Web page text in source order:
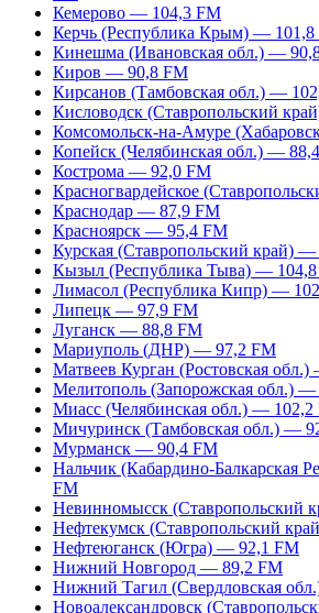
Кемерово — 104,3 FM
Керчь (Республика Крым) — 101,8
Кинешма (Ивановская обл.) —
Киров — 90,8 FM
Кирсанов (Тамбовская обл.) —
Кисловодск (Ставропольский
Комсомольск-на-Амуре
Копейск (Челябинская обл.) —
Кострома — 92,0 FM
Красногвардейское
Краснодар — 87,9 FM
Красноярск — 95,4 FM
Курская (Ставропольский край)
Кызыл (Республика Тыва) —
Лимасол (Республика Кипр) —
Липецк — 97,9 FM
Луганск — 88,8 FM
Мариуполь (ДНР) — 97,2 FM
Матвеев Курган (Ростовская
Мелитополь (Запорожская обл.) —
Миасс (Челябинская обл.) — 102,2
Мичуринск (Тамбовская обл.) —
Мурманск — 90,4 FM
Нальчик (Кабардино-Балкарская
FM
Невинномысск (Ставропольский
Нефтекумск (Ставропольский
Нефтеюганск (Югра) — 92,1 FM
Нижний Новгород — 89,2 FM
Нижний Тагил (Свердловская
Новоалександровск